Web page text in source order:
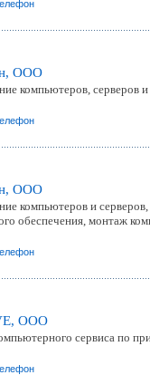
ООО
компьютеров, серверов и
ООО
компьютеров и
обеспечения, монтаж
ООО
сервиса по